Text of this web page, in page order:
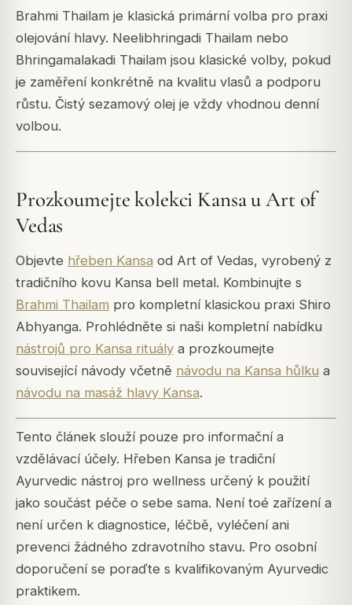
Brahmi Thailam je klasická primární volba pro praxi
olejování hlavy. Neelibhringadi Thailam nebo
Bhringamalakadi Thailam jsou klasické volby, pokud
je zaměření konkrétně na kvalitu vlasů a podporu
růstu. Čistý sezamový olej je vždy vhodnou denní
volbou.
Prozkoumejte kolekci Kansa u Art of
Vedas
Objevte hřeben Kansa od Art of Vedas, vyrobený z
tradičního kovu Kansa bell metal. Kombinujte s
Brahmi Thailam pro kompletní klasickou praxi Shiro
Abhyanga. Prohlédněte si naši kompletní nabídku
nástrojů pro Kansa rituály a prozkoumejte
související návody včetně návodu na Kansa hůlku a
návodu na masáž hlavy Kansa.
Tento článek slouží pouze pro informační a
vzdělávací účely. Hřeben Kansa je tradiční
Ayurvedic nástroj pro wellness určený k použití
jako součást péče o sebe sama. Není toé zařízení a
není určen k diagnostice, léčbě, vyléčení ani
prevenci žádného zdravotního stavu. Pro osobní
doporučení se poraďte s kvalifikovaným Ayurvedic
praktikem.